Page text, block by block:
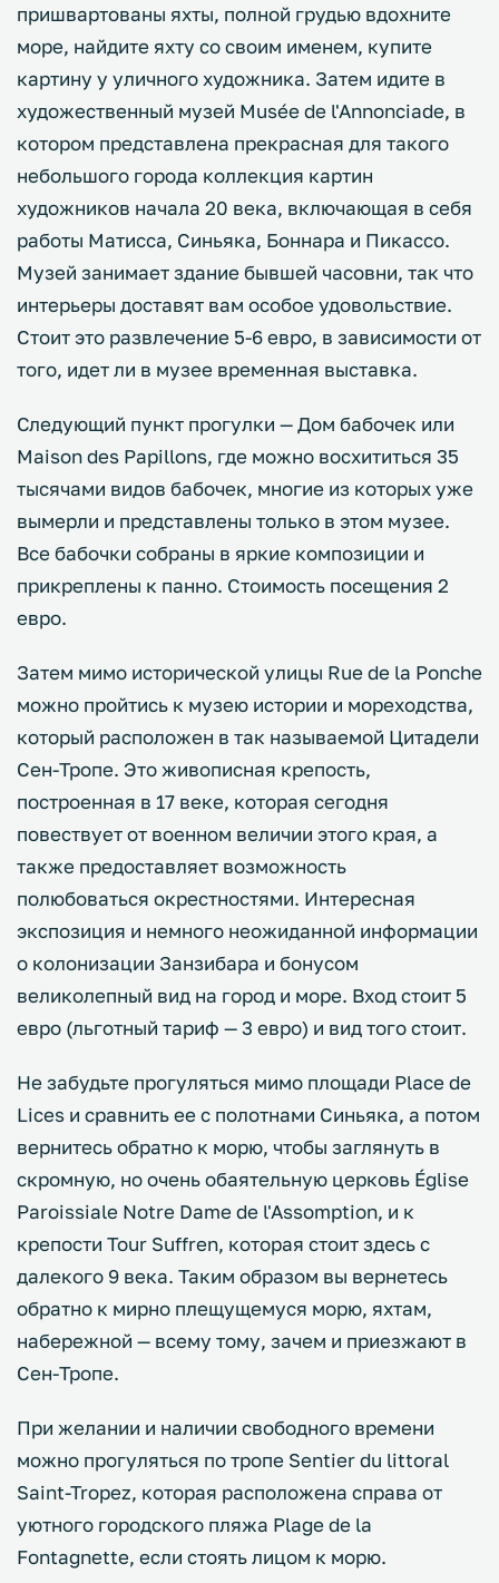
пришвартованы яхты, полной грудью вдохните
море, найдите яхту со своим именем, купите
картину у уличного художника. Затем идите в
художественный музей Musée de l'Annonciade, в
котором представлена прекрасная для такого
небольшого города коллекция картин
художников начала 20 века, включающая в себя
работы Матисса, Синьяка, Боннара и Пикассо.
Музей занимает здание бывшей часовни, так что
интерьеры доставят вам особое удовольствие.
Стоит это развлечение 5-6 евро, в зависимости от
того, идет ли в музее временная выставка.
Следующий пункт прогулки — Дом бабочек или
Maison des Papillons, где можно восхититься 35
тысячами видов бабочек, многие из которых уже
вымерли и представлены только в этом музее.
Все бабочки собраны в яркие композиции и
прикреплены к панно. Стоимость посещения 2
евро.
Затем мимо исторической улицы Rue de la Ponche
можно пройтись к музею истории и мореходства,
который расположен в так называемой Цитадели
Сен-Тропе. Это живописная крепость,
построенная в 17 веке, которая сегодня
повествует от военном величии этого края, а
также предоставляет возможность
полюбоваться окрестностями. Интересная
экспозиция и немного неожиданной информации
о колонизации Занзибара и бонусом
великолепный вид на город и море. Вход стоит 5
евро (льготный тариф — 3 евро) и вид того стоит.
Не забудьте прогуляться мимо площади Place de
Lices и сравнить ее с полотнами Синьяка, а потом
вернитесь обратно к морю, чтобы заглянуть в
скромную, но очень обаятельную церковь Église
Paroissiale Notre Dame de l'Assomption, и к
крепости Tour Suffren, которая стоит здесь с
далекого 9 века. Таким образом вы вернетесь
обратно к мирно плещущемуся морю, яхтам,
набережной — всему тому, зачем и приезжают в
Сен-Тропе.
При желании и наличии свободного времени
можно прогуляться по тропе Sentier du littoral
Saint-Tropez, которая расположена справа от
уютного городского пляжа Plage de la
Fontagnette, если стоять лицом к морю.